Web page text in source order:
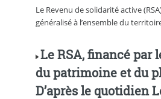
Le Revenu de solidarité active
généralisé à l’ensemble du
Le RSA, financé par
du patrimoine et du
D’après le quotidien